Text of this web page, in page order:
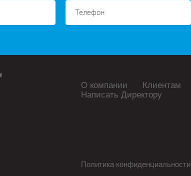
О компании Клиентам
Написать Директору
Политика конфиденциальности